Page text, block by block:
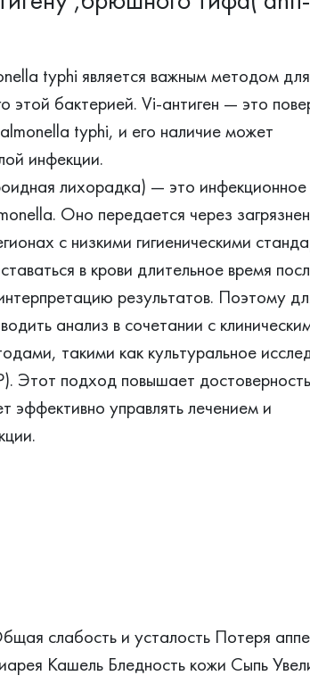
typhi является важным методом для
этой бактерией. Vi-антиген — это
typhi, и его наличие может
инфекции.
лихорадка) — это инфекционное
Оно передается через
с низкими гигиеническими
в крови длительное время
результатов. Поэтому
анализ в сочетании с
такими как культуральное
Этот подход повышает достоверность
эффективно управлять лечением и
слабость и усталость Потеря
Кашель Бледность кожи Сыпь